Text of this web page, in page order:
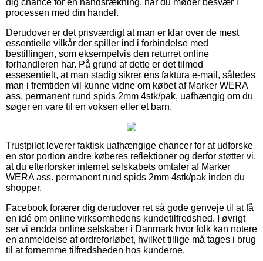
processen med din handel.
Derudover er det prisværdigt at man er klar over de mest
essentielle vilkår der spiller ind i forbindelse med
bestillingen, som eksempelvis den returret online
forhandleren har. På grund af dette er det tilmed
essesentielt, at man stadig sikrer ens faktura e-mail, således
man i fremtiden vil kunne vidne om købet af Marker WERA
ass. permanent rund spids 2mm 4stk/pak, uafhængig om du
søger en vare til en voksen eller et barn.
Trustpilot leverer faktisk uafhængige chancer for at udforske
en stor portion andre køberes reflektioner og derfor støtter vi,
at du efterforsker internet selskabets omtaler af Marker
WERA ass. permanent rund spids 2mm 4stk/pak inden du
shopper.
Facebook forærer dig derudover ret så gode genveje til at få
en idé om online virksomhedens kundetilfredshed. I øvrigt
ser vi endda online selskaber i Danmark hvor folk kan notere
en anmeldelse af ordreforløbet, hvilket tillige må tages i brug
til at fornemme tilfredsheden hos kunderne.